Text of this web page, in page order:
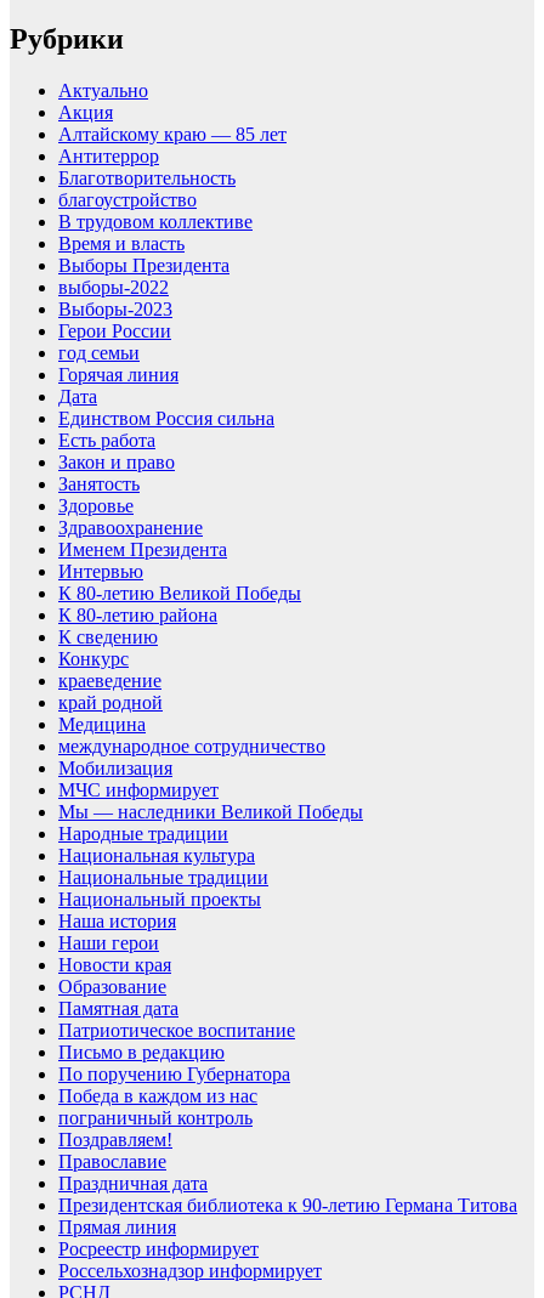
Рубрики
Актуально
Акция
Алтайскому краю — 85 лет
Антитеррор
Благотворительность
благоустройство
В трудовом коллективе
Время и власть
Выборы Президента
выборы-2022
Выборы-2023
Герои России
год семьи
Горячая линия
Дата
Единством Россия сильна
Есть работа
Закон и право
Занятость
Здоровье
Здравоохранение
Именем Президента
Интервью
К 80-летию Великой Победы
К 80-летию района
К сведению
Конкурс
краеведение
край родной
Медицина
международное сотрудничество
Мобилизация
МЧС информирует
Мы — наследники Великой Победы
Народные традиции
Национальная культура
Национальные традиции
Национальный проекты
Наша история
Наши герои
Новости края
Образование
Памятная дата
Патриотическое воспитание
Письмо в редакцию
По поручению Губернатора
Победа в каждом из нас
пограничный контроль
Поздравляем!
Православие
Праздничная дата
Президентская библиотека к 90-летию Германа Титова
Прямая линия
Росреестр информирует
Россельхознадзор информирует
РСНД